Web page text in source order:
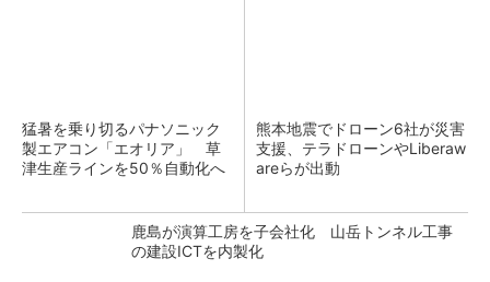
猛暑を乗り切るパナソニック
製エアコン「エオリア」 草
津生産ラインを50％自動化へ
熊本地震でドローン6社が災害
支援、テラドローンやLiberaw
areらが出動
鹿島が演算工房を子会社化 山岳トンネル工事
の建設ICTを内製化